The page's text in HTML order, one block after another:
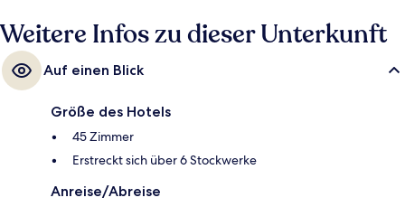
Weitere Infos zu dieser Unterkunft
Auf einen Blick
Größe des Hotels
45 Zimmer
Erstreckt sich über 6 Stockwerke
Anreise/Abreise